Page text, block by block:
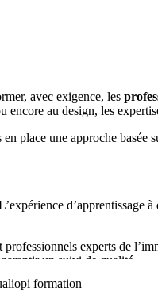
avec exigence, les
au design, les
place une approche
d’apprentissage
experts de
un suivi de qualité.
lundi au vendredi de
formation